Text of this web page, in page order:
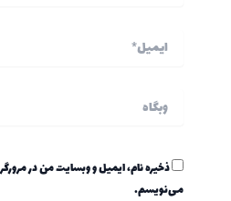
ایمیل*
ذخیره نام، ایمیل و وبسایت من در
می‌نویسم.